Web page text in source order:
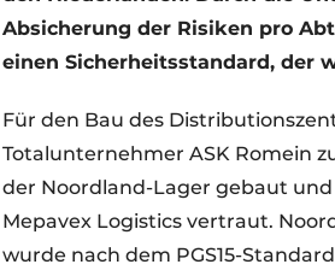
Absicherung der Risiken pro
einen Sicherheitsstandard, der
Für den Bau des
Totalunternehmer ASK Romein
der Noordland-Lager gebaut
Mepavex Logistics vertraut.
wurde nach dem PGS15-